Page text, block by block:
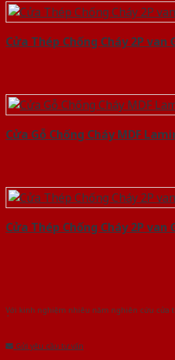
Cửa Thép Chống Cháy 2P van
Cửa Gỗ Chống Cháy MDF
Cửa Thép Chống Cháy 2P van
Với kinh nghiệm nhiêu năm nghiên cứu cửa
Gửi yêu cầu tư vấn